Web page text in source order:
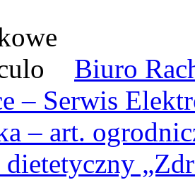
Biuro
– Serwis
– art.
dietetyczny